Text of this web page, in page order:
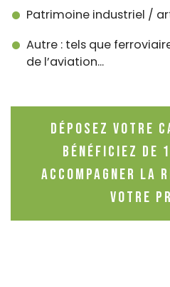
Patrimoine industriel /
Autre : tels que
de l’aviation...
Déposez votre
bénéficiez de
accompagner la
votre